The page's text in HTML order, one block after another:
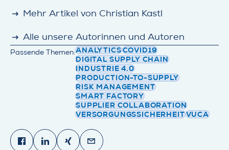
Mehr Artikel von Christian Kastl
detail
Alle unsere Autorinnen und Autoren
detail
Passende Themen:ANALYTICSCOVID19
DIGITAL SUPPLY CHAIN
INDUSTRIE 4.0
PRODUCTION-TO-SUPPLY
RISK MANAGEMENT
SMART FACTORY
SUPPLIER COLLABORATION
VERSORGUNGSSICHERHEITVUCA